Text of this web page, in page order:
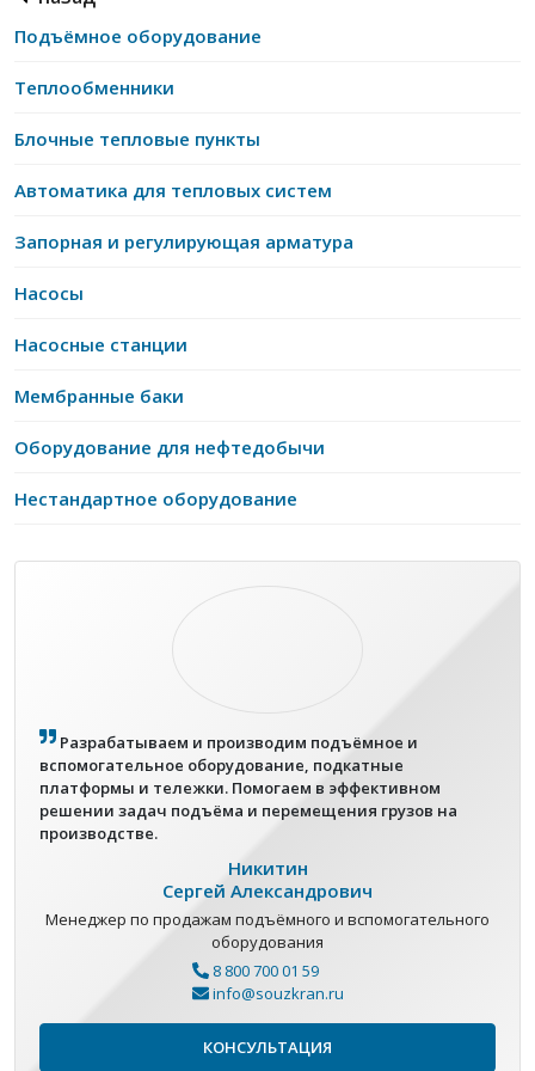
Подъёмное оборудование
Теплообменники
Блочные тепловые пункты
Автоматика для тепловых систем
Запорная и регулирующая арматура
Насосы
Насосные станции
Мембранные баки
Оборудование для нефтедобычи
Нестандартное оборудование
Разрабатываем и производим подъёмное и
вспомогательное оборудование, подкатные
платформы и тележки. Помогаем в эффективном
решении задач подъёма и перемещения грузов на
производстве.
Никитин
Сергей Александрович
Менеджер по продажам подъёмного и вспомогательного
оборудования
8 800 700 01 59
info@souzkran.ru
КОНСУЛЬТАЦИЯ